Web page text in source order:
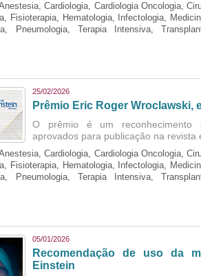
Cardiologia, Cardiologia Oncologia,
Fisioterapia, Hematologia, Infectologia,
Pneumologia, Terapia Intensiva,
25/02/2026
Prêmio Eric Roger Wroclawski,
O prêmio é um reconhecimento
aprovados para publicação na revista
Cardiologia, Cardiologia Oncologia,
Fisioterapia, Hematologia, Infectologia,
Pneumologia, Terapia Intensiva,
05/01/2026
Recomendação de uso da
Einstein